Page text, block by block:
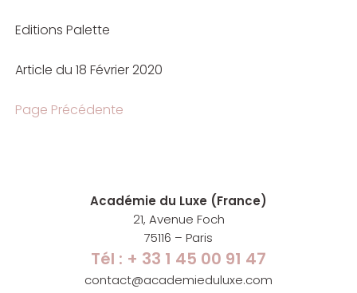
Editions Palette
Article du 18 Février 2020
Page Précédente
Académie du Luxe (France)
21, Avenue Foch
75116 – Paris
Tél : + 33 1 45 00 91 47
contact@academieduluxe.com